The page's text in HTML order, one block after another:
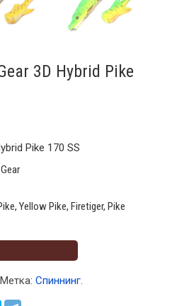
3D Hybrid Pike
Pike 170 SS
Yellow Pike, Firetiger, Pike
Метка: Спиннинг.